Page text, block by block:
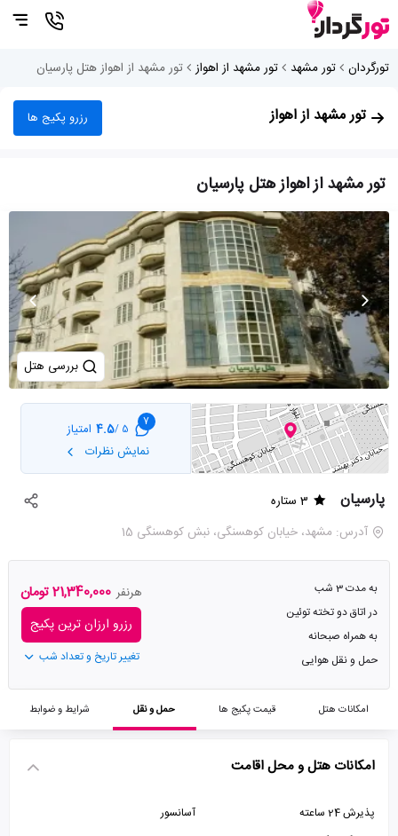
تورگردان تور مشهد تور مشهد از اهواز تور مشهد از اهواز هتل پارسیان
تور مشهد از اهواز رزرو پکیج ها
تور مشهد از اهواز هتل پارسیان
بررسی هتل
7
5 /
4.5 امتیاز
نمایش نظرات
پارسیان
3 ستاره
آدرس: مشهد، خیابان کوهسنگی، نبش کوهسنگی 15
به مدت 3 شب
در اتاق دو تخته توئین
به همراه صبحانه
حمل و نقل هوایی
هرنفر 21,340,000 تومان
رزرو ارزان ترین پکیج
تغییر تاریخ و تعداد شب
امکانات هتل قیمت پکیج ها حمل و نقل شرایط و ضوابط
امکانات هتل و محل اقامت
پذیرش 24 ساعته
آسانسور